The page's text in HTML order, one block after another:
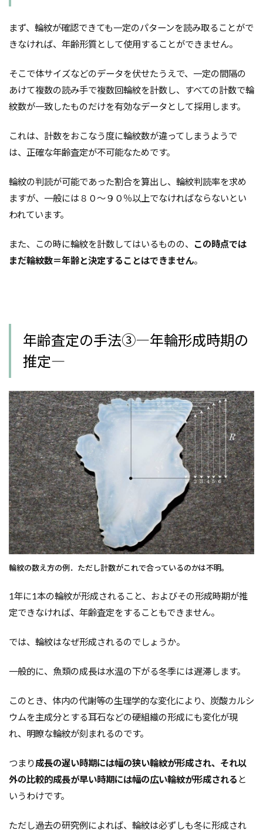
まず、輪紋が確認できても一定のパターンを読み取ることがで
きなければ、年齢形質として使用することができません。
そこで体サイズなどのデータを伏せたうえで、一定の間隔の
あけて複数の読み手で複数回輪紋を計数し、すべての計数で輪
紋数が一致したものだけを有効なデータとして採用します。
これは、計数をおこなう度に輪紋数が違ってしまうようで
は、正確な年齢査定が不可能なためです。
輪紋の判読が可能であった割合を算出し、輪紋判読率を求め
ますが、一般には８０～９０％以上でなければならないとい
われています。
また、この時に輪紋を計数してはいるものの、
この時点では
まだ輪紋数＝年齢と決定することはできません。
年齢査定の手法③―年輪形成時期の
推定―
輪紋の数え方の例．ただし計数がこれで合っているのかは不明。
1年に1本の輪紋が形成されること、およびその形成時期が推
定できなければ、年齢査定をすることもできません。
では、輪紋はなぜ形成されるのでしょうか。
一般的に、魚類の成長は水温の下がる冬季には遅滞します。
このとき、体内の代謝等の生理学的な変化により、炭酸カルシ
ウムを主成分とする耳石などの硬組織の形成にも変化が現
れ、明瞭な輪紋が刻まれるのです。
つまり 成長の遅い時期には幅の狭い輪紋が形成され、それ以
外の比較的成長が早い時期には幅の広い輪紋が形成される と
いうわけです。
ただし過去の研究例によれば、輪紋は必ずしも冬に形成され